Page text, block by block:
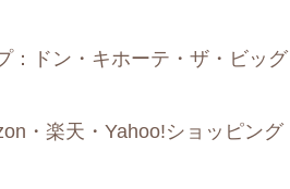
：ドン・キホーテ・ザ・ビッ
・楽天・Yahoo!ショッピン